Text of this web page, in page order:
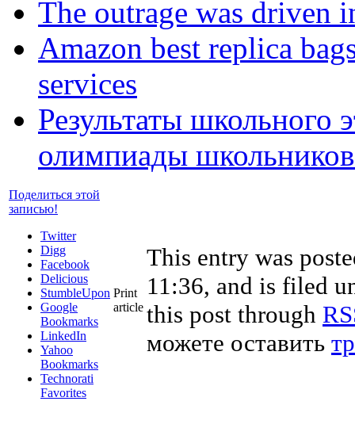
The outrage was driven
Amazon best replica
services
Результаты школьного
олимпиады
Поделиться этой
записью!
Twitter
Digg
Facebook
Delicious
StumbleUpon
Google
Bookmarks
LinkedIn
Yahoo
Bookmarks
Technorati
Favorites
Print
article
This entry was
11:36, and is filed
this post through
можете оставить